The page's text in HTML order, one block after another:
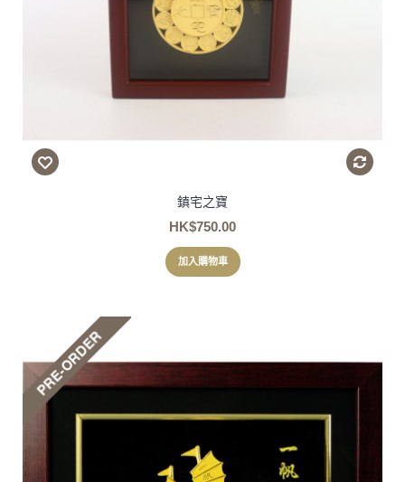
鎮宅之寶
HK$750.00
加入購物車